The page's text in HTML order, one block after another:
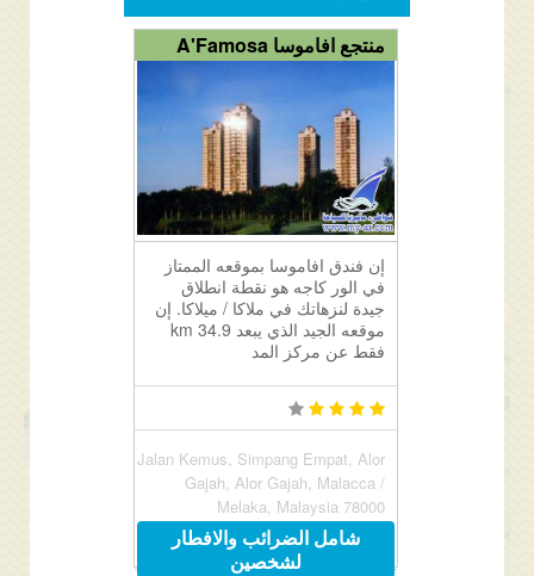
مواصلات ماليزيا
منتجع افاموسا A'Famosa
إن فندق افاموسا بموقعه الممتاز
في الور كاجه هو نقطة انطلاق
جيدة لنزهاتك في ملاكا / ميلاكا. إن
موقعه الجيد الذي يبعد 34.9 km
فقط عن مركز المد
Jalan Kemus, Simpang Empat, Alor
Gajah, Alor Gajah, Malacca /
Melaka, Malaysia 78000
شامل الضرائب والافطار
لشخصين